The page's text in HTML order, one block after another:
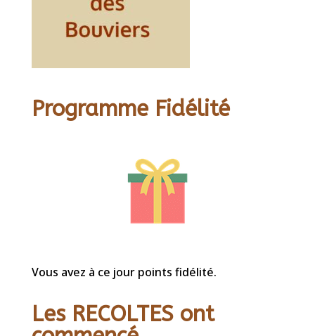
Programme Fidélité
Vous avez à ce jour points fidélité.
Les RECOLTES ont